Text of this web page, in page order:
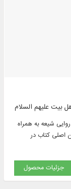
بیت علیهم السلام
شامل منابع روایی شیعه به همراه
اصلی کتاب در
جزئیات محصول